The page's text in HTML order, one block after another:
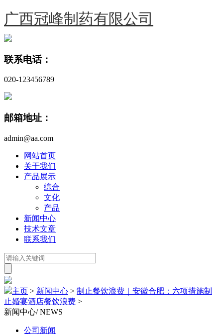
广西冠峰制药有限公司
联系电话：
020-123456789
邮箱地址：
admin@aa.com
网站首页
关于我们
产品展示
综合
文化
产品
新闻中心
技术文章
联系我们
主页 > 新闻中心 > 制止餐饮浪费｜安徽合肥：六项措施制
止婚宴酒店餐饮浪费 >
新闻中心/ NEWS
公司新闻